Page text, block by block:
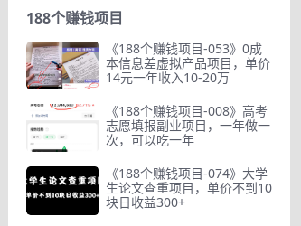
188个赚钱项目
《188个赚钱项目-053》0成
本信息差虚拟产品项目，单价
14元一年收入10-20万
《188个赚钱项目-008》高考
志愿填报副业项目，一年做一
次，可以吃一年
《188个赚钱项目-074》大学
生论文查重项目，单价不到10
块日收益300+